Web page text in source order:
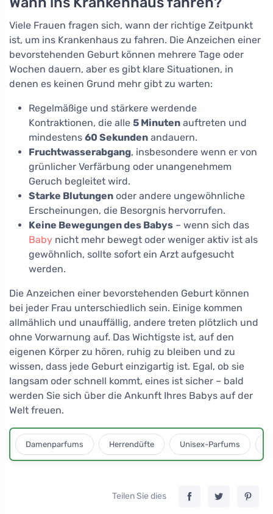
Viele Frauen fragen sich, wann der richtige Zeitpunkt
ist, um ins Krankenhaus zu fahren. Die Anzeichen einer
bevorstehenden Geburt können mehrere Tage oder
Wochen dauern, aber es gibt klare Situationen, in
denen es keinen Grund mehr gibt zu warten:
Regelmäßige und stärkere werdende
Kontraktionen, die alle 5 Minuten auftreten und
mindestens 60 Sekunden andauern.
Fruchtwasserabgang, insbesondere wenn er von
grünlicher Verfärbung oder unangenehmem
Geruch begleitet wird.
Starke Blutungen oder andere ungewöhnliche
Erscheinungen, die Besorgnis hervorrufen.
Keine Bewegungen des Babys – wenn sich das
Baby nicht mehr bewegt oder weniger aktiv ist als
gewöhnlich, sollte sofort ein Arzt aufgesucht
werden.
Die Anzeichen einer bevorstehenden Geburt können
bei jeder Frau unterschiedlich sein. Einige kommen
allmählich und unauffällig, andere treten plötzlich und
ohne Vorwarnung auf. Das Wichtigste ist, auf den
eigenen Körper zu hören, ruhig zu bleiben und zu
wissen, dass jede Geburt einzigartig ist. Egal, ob sie
langsam oder schnell kommt, eines ist sicher – bald
werden Sie sich über die Ankunft Ihres Babys auf der
Welt freuen.
Damenparfums Herrendüfte Unisex-Parfums
Teilen Sie dies